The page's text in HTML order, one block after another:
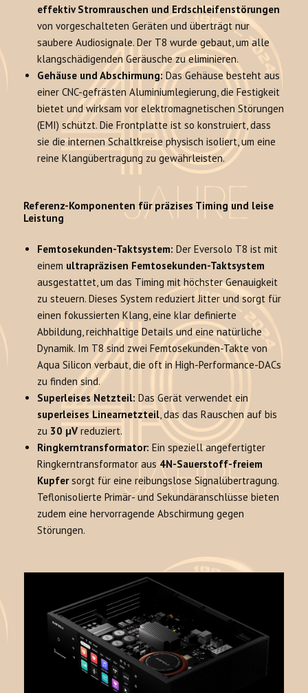
effektiv Stromrauschen und Erdschleifenstörungen
von vorgeschalteten Geräten und überträgt nur
saubere Audiosignale. Der T8 wurde gebaut, um alle
klangschädigenden Geräusche zu eliminieren.
Gehäuse und Abschirmung: Das Gehäuse besteht aus
einer CNC-gefrästen Aluminiumlegierung, die Festigkeit
bietet und wirksam vor elektromagnetischen Störungen
(EMI) schützt. Die Frontplatte ist so konstruiert, dass
sie die internen Schaltkreise physisch isoliert, um eine
reine Klangübertragung zu gewährleisten.
Referenz-Komponenten für präzises Timing und leise
Leistung
Femtosekunden-Taktsystem: Der Eversolo T8 ist mit
einem ultrapräzisen Femtosekunden-Taktsystem
ausgestattet, um das Timing mit höchster Genauigkeit
zu steuern. Dieses System reduziert Jitter und sorgt für
einen fokussierten Klang, eine klar definierte
Abbildung, reichhaltige Details und eine natürliche
Dynamik. Im T8 sind zwei Femtosekunden-Takte von
Aqua Silicon verbaut, die oft in High-Performance-DACs
zu finden sind.
Superleises Netzteil: Das Gerät verwendet ein
superleises Linearnetzteil, das das Rauschen auf bis
zu 30 μV reduziert.
Ringkerntransformator: Ein speziell angefertigter
Ringkerntransformator aus 4N-Sauerstoff-freiem
Kupfersorgt für eine reibungslose Signalübertragung.
Teflonisolierte Primär- und Sekundäranschlüsse bieten
zudem eine hervorragende Abschirmung gegen
Störungen.